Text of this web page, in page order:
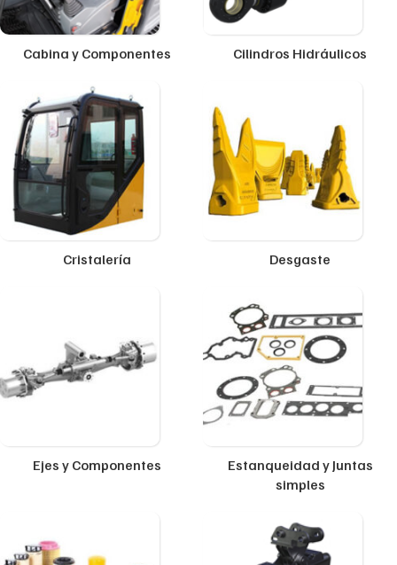
Cabina y Componentes Cilindros Hidráulicos
Cristalería Desgaste
Ejes y Componentes
Estanqueidad y Juntas
simples